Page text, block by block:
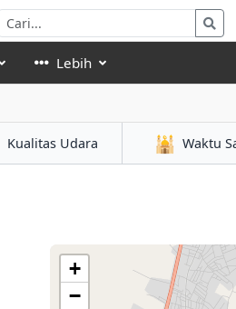
Lebih
Kualitas Udara 🕌 Waktu
+
−